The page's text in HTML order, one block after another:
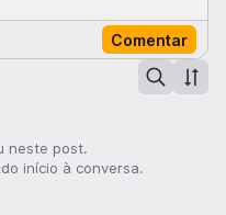
Comentar
neste post.
início à conversa.